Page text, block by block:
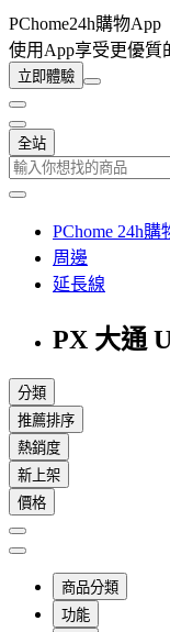
PChome24h購物App
使用App享受更優質
立即體驗
全站
PChome 24h購
周邊
延長線
PX 大通
分類
推薦排序
熱銷度
新上架
價格
商品分類
功能